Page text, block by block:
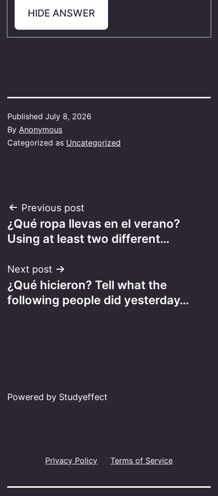
HIDE ANSWER
Published July 8, 2026
By Anonymous
Categorized as Uncategorized
Post
navigation
Previous post
¿Qué ropa llevas en el verano?
Using at least two different…
Next post
¿Qué hicieron? Tell what the
following people did yesterday…
Powered by Studyeffect
Privacy Policy Terms of Service